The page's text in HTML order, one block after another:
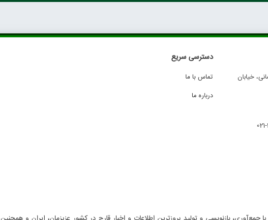
خیابان
دسترسی سریع
تماس با ما
درباره ما